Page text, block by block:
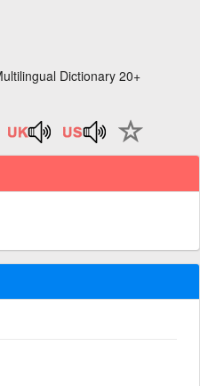
Dictionary 20+